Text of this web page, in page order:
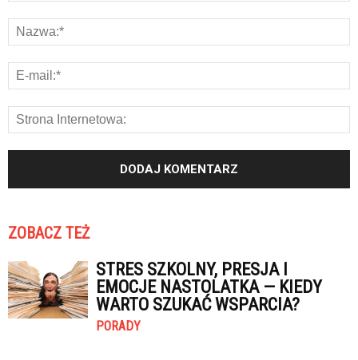
ZOBACZ TEŻ
STRES SZKOLNY, PRESJA I
EMOCJE NASTOLATKA — KIEDY
WARTO SZUKAĆ WSPARCIA?
PORADY